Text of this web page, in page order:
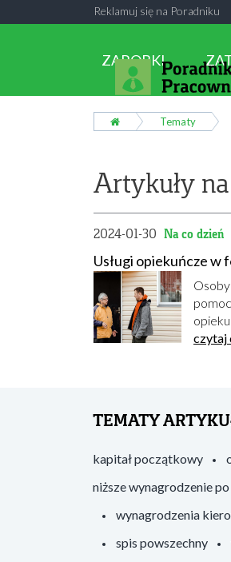
Reklamuj się na Poradniku
ZAROBKI
Tematy
Artykuły
2024-01-30 Na co dzień
Usługi opiekuńcze w
czytaj
TEMATY
kapitał początkowy
niższe wynagrodzenie
wynagrodzenia
spis powszechny